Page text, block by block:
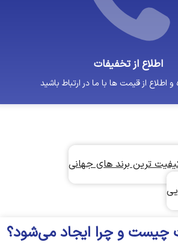
اطلاع از تخفیفات
از قیمت ها با ما در ارتباط باشید
ترین برند های جهانی
و چرا ایجاد می‌شود؟